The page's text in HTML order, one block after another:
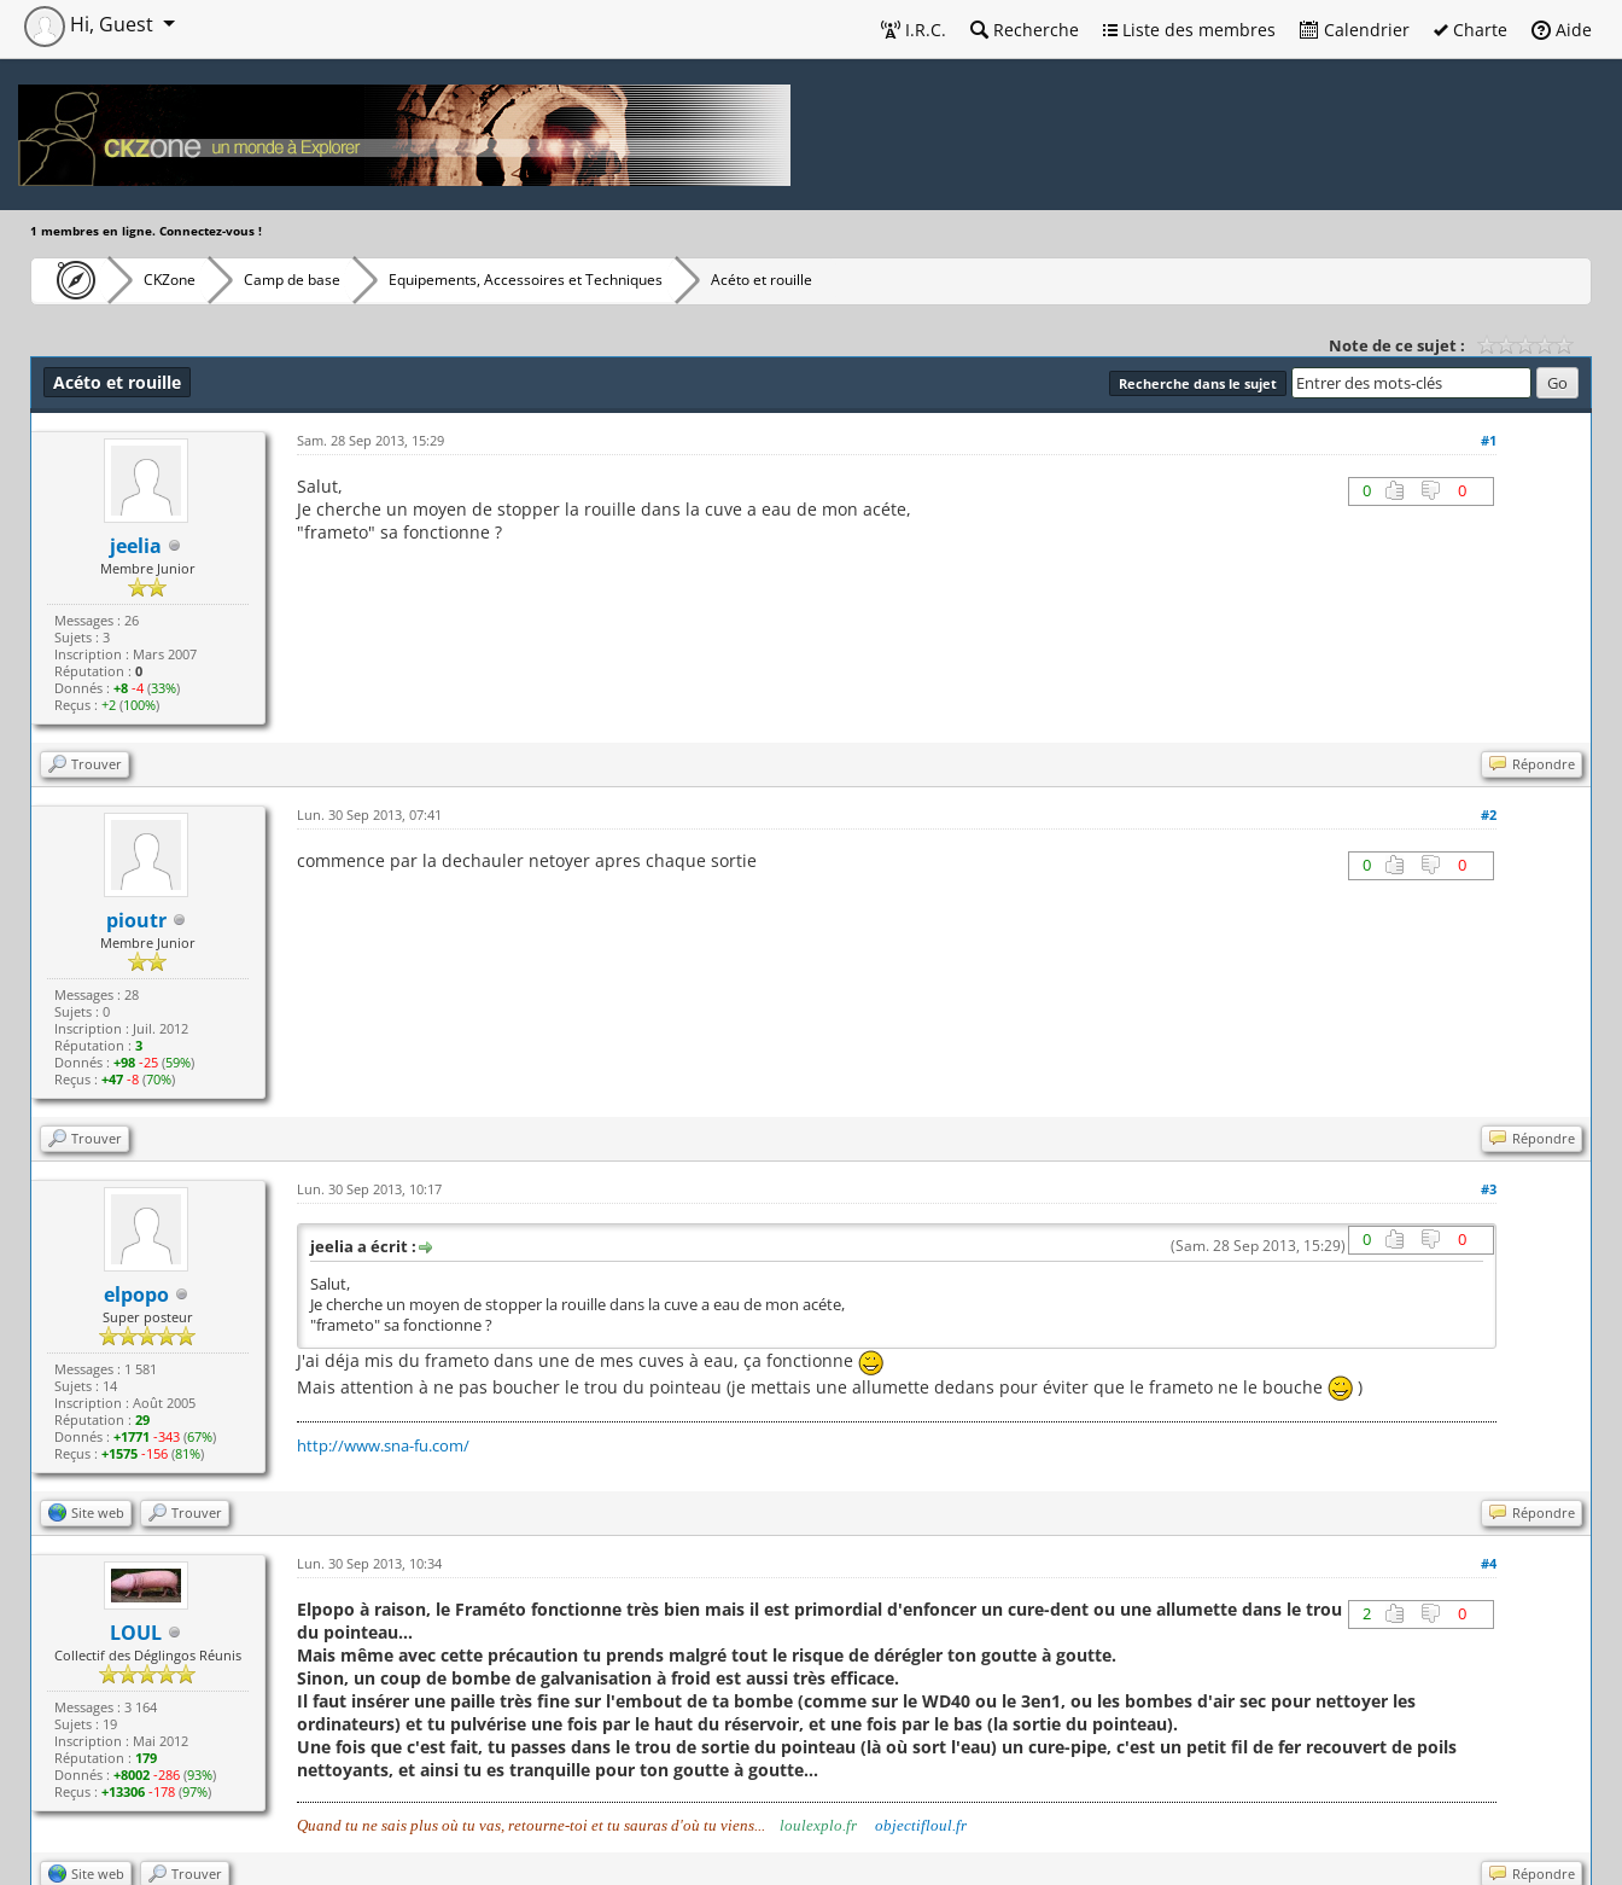
I.R.C. Recherche Liste des membres Calendrier Charte Aide
Hi, Guest
1 membres en ligne. Connectez-vous !
CKZone Camp de base Equipements, Accessoires et Techniques Acéto et rouille
Note de ce sujet :
Recherche dans le sujet
Acéto et rouille
jeelia
Membre Junior
Messages : 26
Sujets : 3
Inscription : Mars 2007
Réputation : 0
Donnés : +8 -4(33%)
Reçus : +2(100%)
#1
Sam. 28 Sep 2013, 15:29
0 0
Salut,
Je cherche un moyen de stopper la rouille dans la cuve a eau de mon acéte,
"frameto" sa fonctionne ?
Trouver Répondre
pioutr
Membre Junior
Messages : 28
Sujets : 0
Inscription : Juil. 2012
Réputation : 3
Donnés : +98 -25(59%)
Reçus : +47 -8(70%)
#2
Lun. 30 Sep 2013, 07:41
0 0
commence par la dechauler netoyer apres chaque sortie
Trouver Répondre
elpopo
Super posteur
Messages : 1 581
Sujets : 14
Inscription : Août 2005
Réputation : 29
Donnés : +1771 -343(67%)
Reçus : +1575 -156(81%)
#3
Lun. 30 Sep 2013, 10:17
0 0
(Sam. 28 Sep 2013, 15:29)
jeelia a écrit :
Salut,
Je cherche un moyen de stopper la rouille dans la cuve a eau de mon acéte,
"frameto" sa fonctionne ?
J'ai déja mis du frameto dans une de mes cuves à eau, ça fonctionne
Mais attention à ne pas boucher le trou du pointeau (je mettais une allumette dedans pour éviter que le frameto ne le bouche
)
http://www.sna-fu.com/
Site web Trouver Répondre
LOUL
Collectif des Déglingos Réunis
Messages : 3 164
Sujets : 19
Inscription : Mai 2012
Réputation : 179
Donnés : +8002 -286(93%)
Reçus : +13306 -178(97%)
#4
Lun. 30 Sep 2013, 10:34
2 0
Elpopo à raison, le Framéto fonctionne très bien mais il est primordial d'enfoncer un cure-dent ou une allumette dans le trou
du pointeau...
Mais même avec cette précaution tu prends malgré tout le risque de dérégler ton goutte à goutte.
Sinon, un coup de bombe de galvanisation à froid est aussi très efficace.
Il faut insérer une paille très fine sur l'embout de ta bombe (comme sur le WD40 ou le 3en1, ou les bombes d'air sec pour nettoyer les
ordinateurs) et tu pulvérise une fois par le haut du réservoir, et une fois par le bas (la sortie du pointeau).
Une fois que c'est fait, tu passes dans le trou de sortie du pointeau (là où sort l'eau) un cure-pipe, c'est un petit fil de fer recouvert de poils
nettoyants, et ainsi tu es tranquille pour ton goutte à goutte...
Quand tu ne sais plus où tu vas, retourne-toi et tu sauras d'où tu viens... loulexplo.fr objectifloul.fr
Site web Trouver Répondre